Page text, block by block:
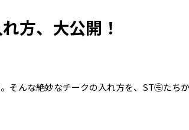
方、大公開！
そんな絶妙なチークの入れ方を、ST㋲たち